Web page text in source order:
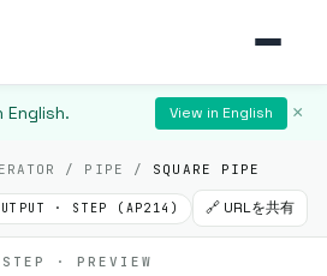
English. View in English ×
/ PIPE / SQUARE PIPE
· STEP (AP214) 🔗 URLを共有
· PREVIEW